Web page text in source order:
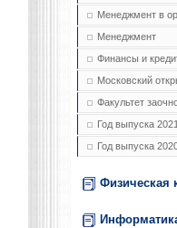
Менеджмент в
Менеджмент
Финансы и
Московский
Факультет
Год выпуска 2021
Год выпуска
Физическая